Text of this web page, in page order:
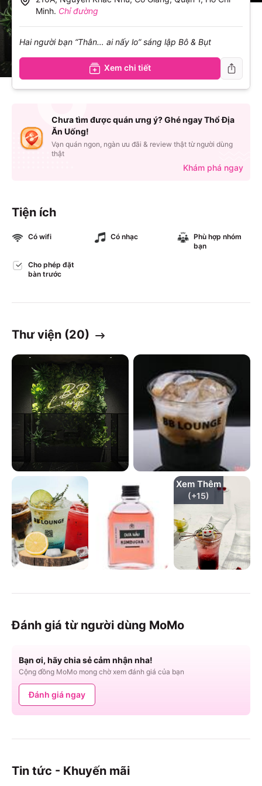
Tiện ích
Có wifi Có nhạc
Phù hợp nhóm
bạn
Cho phép đặt
bàn trước
Thư viện (20)
Xem Thêm
(+15)
Đánh giá từ người dùng MoMo
Bạn ơi, hãy chia sẻ cảm nhận nha!
Cộng đồng MoMo mong chờ xem đánh giá của bạn
Đánh giá ngay
Tin tức - Khuyến mãi
Minh. Chỉ đường
Hai người bạn “Thân… ai nấy lo” sáng lập Bô & Bụt
Xem chi tiết
Chưa tìm được quán ưng ý? Ghé ngay Thổ Địa
Ăn Uống!
Vạn quán ngon, ngàn ưu đãi & review thật từ người dùng
thật
Khám phá ngay